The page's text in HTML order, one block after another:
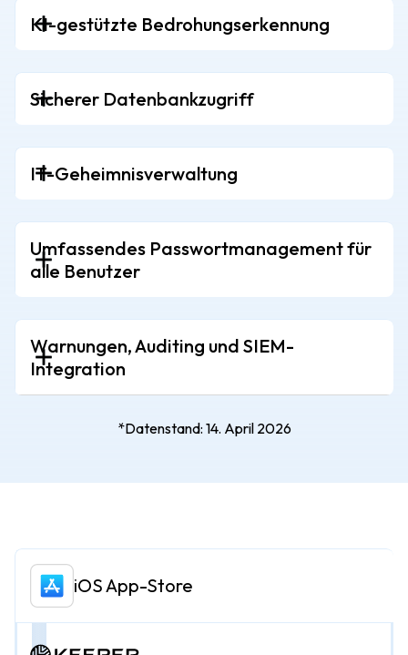
KI-gestützte Bedrohungserkennung
Sicherer Datenbankzugriff
IT-Geheimnisverwaltung
Umfassendes Passwortmanagement für
alle Benutzer
Warnungen, Auditing und SIEM-
Integration
*Datenstand: 14. April 2026
iOS App-Store